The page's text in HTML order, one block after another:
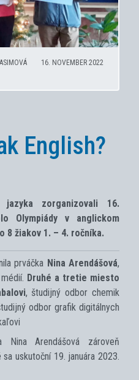
16. NOVEMBER 2022
English?
jazyka zorganizovali 16.
Olympiády v anglickom
8 žiakov 1. – 4. ročníka.
prváčka Nina Arendášová,
Druhé a tretie miesto
, študijný odbor chemik
odbor grafik digitálnych
Nina Arendášová zároveň
uskutoční 19. januára 2023.